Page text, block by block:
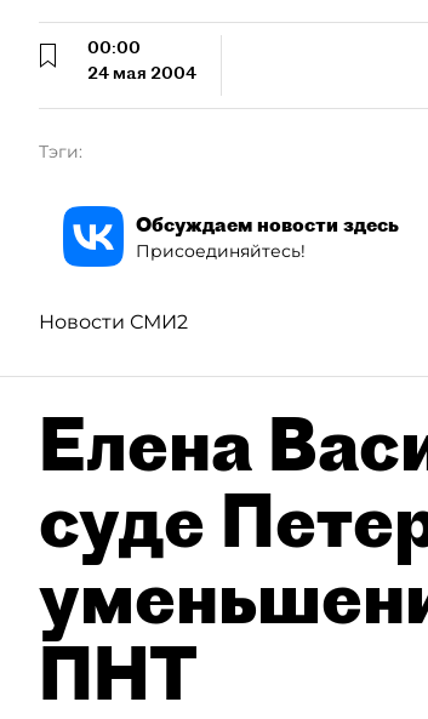
00:00
24 мая 2004
Тэги:
Обсуждаем новости здесь
Присоединяйтесь!
Новости СМИ2
Елена
суде
ПНТ